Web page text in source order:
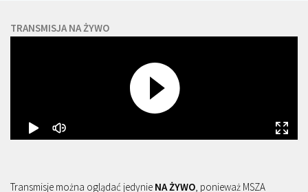
TRANSMISJA NA ŻYWO
Transmisje można oglądać jedynie NA ŻYWO, ponieważ MSZA